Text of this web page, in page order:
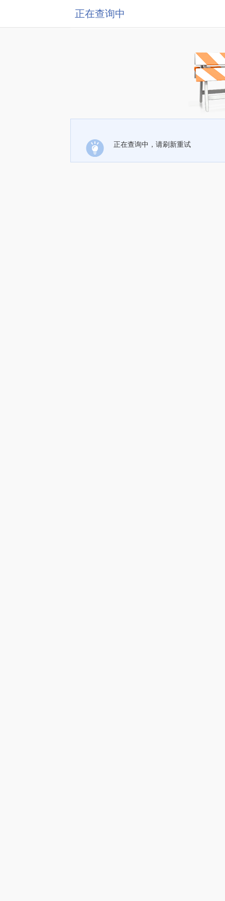
正在查询中
正在查询中，请刷新重试